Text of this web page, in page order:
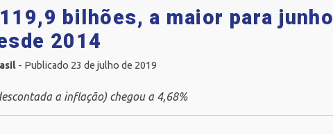
bilhões, a maior para junho
2014
- Publicado 23 de julho de 2019
a inflação) chegou a 4,68%